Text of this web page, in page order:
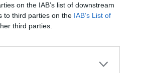
on the IAB’s list of downstream
to third parties on the IAB’s List of
third parties.
1
creativo il